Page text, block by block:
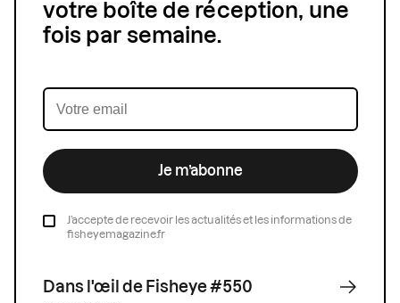
votre boîte de réception, une
fois par semaine.
Je m’abonne
J’accepte de recevoir les actualités et les informations de
fisheyemagazine.fr
Dans l'œil de Fisheye #550